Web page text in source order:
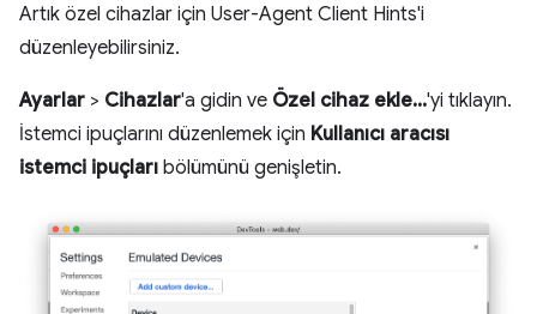
Artık özel cihazlar için User-Agent Client Hints'i
düzenleyebilirsiniz.
Ayarlar > Cihazlar'a gidin ve Özel cihaz ekle...'yi tıklayın.
İstemci ipuçlarını düzenlemek için Kullanıcı aracısı
istemci ipuçları bölümünü genişletin.